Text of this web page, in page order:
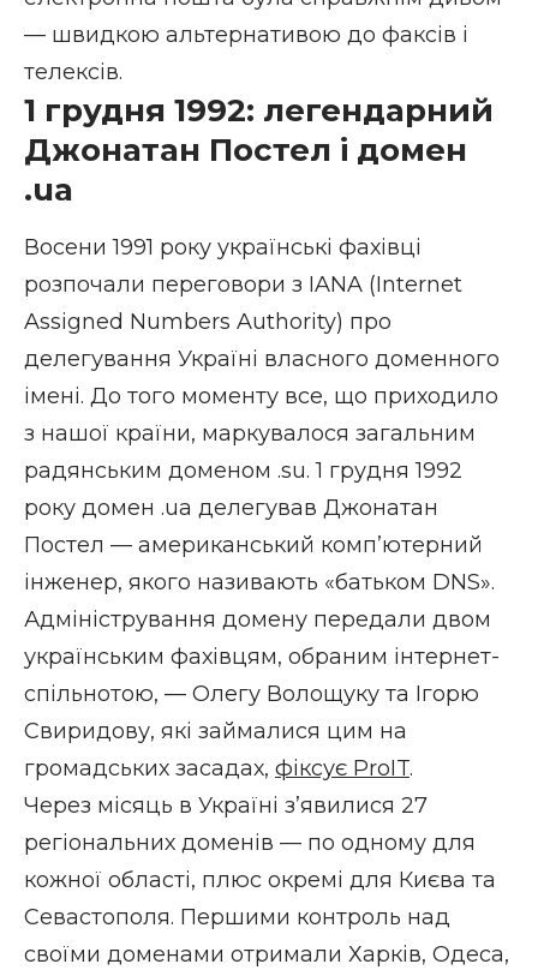
— швидкою альтернативою до факсів і
телексів.
1 грудня 1992: легендарний
Джонатан Постел і домен
.ua
Восени 1991 року українські фахівці
розпочали переговори з IANA (Internet
Assigned Numbers Authority) про
делегування Україні власного доменного
імені. До того моменту все, що приходило
з нашої країни, маркувалося загальним
радянським доменом .su. 1 грудня 1992
року домен .ua делегував Джонатан
Постел — американський комп’ютерний
інженер, якого називають «батьком DNS».
Адміністрування домену передали двом
українським фахівцям, обраним інтернет-
спільнотою, — Олегу Волощуку та Ігорю
Свиридову, які займалися цим на
громадських засадах, фіксує ProIT.
Через місяць в Україні з’явилися 27
регіональних доменів — по одному для
кожної області, плюс окремі для Києва та
Севастополя. Першими контроль над
своїми доменами отримали Харків, Одеса,